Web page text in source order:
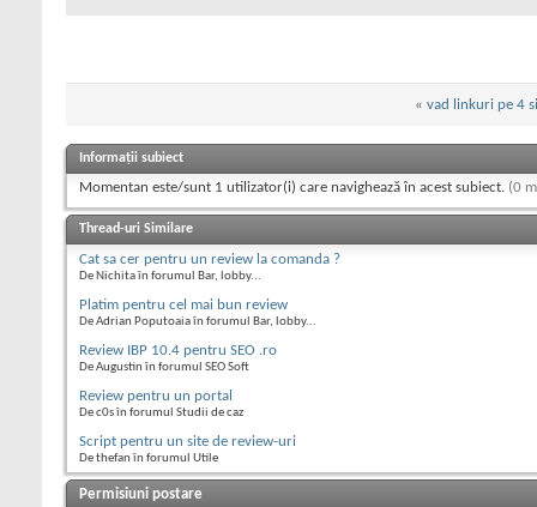
« vad linkuri pe 4
Informații subiect
Momentan este/sunt 1 utilizator(i) care navighează în acest subiect. (0
Thread-uri Similare
Cat sa cer pentru un review la comanda ?
De Nichita în forumul Bar, lobby...
Platim pentru cel mai bun review
De Adrian Poputoaia în forumul Bar, lobby...
Review IBP 10.4 pentru SEO .ro
De Augustin în forumul SEO Soft
Review pentru un portal
De c0s în forumul Studii de caz
Script pentru un site de review-uri
De thefan în forumul Utile
Permisiuni postare